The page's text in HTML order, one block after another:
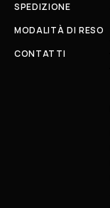
SPEDIZIONE
MODALITÀ DI RESO
CONTATTI